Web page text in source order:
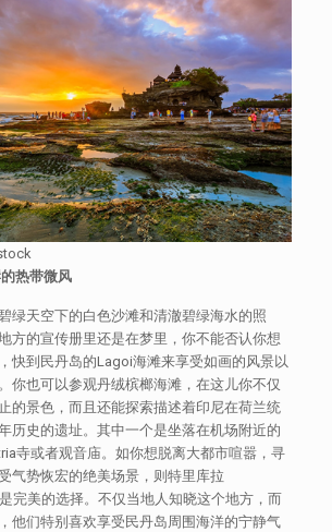
热带微风
绿天空下的白色沙滩和清澈碧绿海水的照
方的宣传册里还是在梦里，你不能否认你想
快到民丹岛的Lagoi海滩来享受如画的风景以
你也可以参观丹绒槟榔海滩，在这儿你不仅
的景色，而且还能探索描述着印尼在荷兰统
历史的遗址。其中一个是坐落在机场附近的
寺或者观音庙。如你想脱离大都市喧嚣，寻
气势恢宏的绝美场景，则特里库拉
完美的选择。不仅当地人知晓这个地方，而
他们特别喜欢享受民丹岛周围海洋的宁静气